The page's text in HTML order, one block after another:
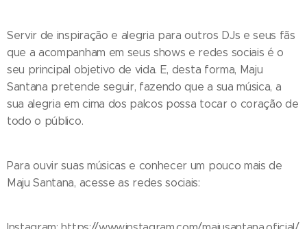
Servir de inspiração e alegria para outros DJs e seus fãs
que a acompanham em seus shows e redes sociais é o
seu principal objetivo de vida. E, desta forma, Maju
Santana pretende seguir, fazendo que a sua música, a
sua alegria em cima dos palcos possa tocar o coração de
todo o público.
Para ouvir suas músicas e conhecer um pouco mais de
Maju Santana, acesse as redes sociais: